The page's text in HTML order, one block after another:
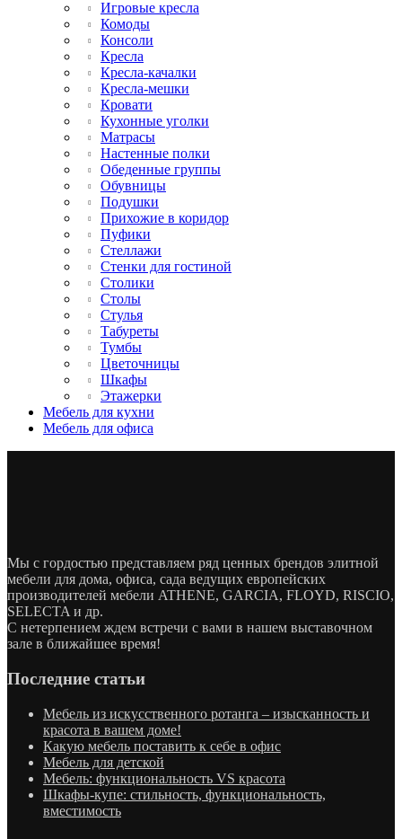
Игровые кресла
Комоды
Консоли
Кресла
Кресла-качалки
Кресла-мешки
Кровати
Кухонные уголки
Матрасы
Настенные полки
Обеденные группы
Обувницы
Подушки
Прихожие в коридор
Пуфики
Стеллажи
Стенки для гостиной
Столики
Столы
Стулья
Табуреты
Тумбы
Цветочницы
Шкафы
Этажерки
Мебель для кухни
Мебель для офиса
Мы с гордостью представляем ряд ценных брендов элитной
мебели для дома, офиса, сада ведущих европейских
производителей мебели ATHENE, GARCIA, FLOYD, RISCIO,
SELECTA и др.
С нетерпением ждем встречи с вами в нашем выставочном
зале в ближайшее время!
Последние статьи
Мебель из искусственного ротанга – изысканность и
красота в вашем доме!
Какую мебель поставить к себе в офис
Мебель для детской
Мебель: функциональность VS красота
Шкафы-купе: стильность, функциональность,
вместимость